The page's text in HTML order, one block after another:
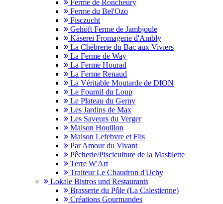
Ferme de Roncheury
Ferme du Bel'Ozo
Fisczucht
Gehöft Ferme de Jambjoule
Käserei Fromagerie d'Ambly
La Chèbrerie du Bac aux Viviers
La Ferme de Way
La Ferme Hourad
La Ferme Renaud
La Véritable Moutarde de DION
Le Fournil du Loup
Le Plateau du Gerny
Les Jardins de Max
Les Saveurs du Verger
Maison Houillon
Maison Lefebvre et Fils
Par Amour du Vivant
Pêcherie/Pisciculture de la Masblette
Terre W'Art
Traiteur Le Chaudron d'Uchy
Lokale Bistros und Restaurants
Brasserie du Pôle (La Calestienne)
Créations Gourmandes